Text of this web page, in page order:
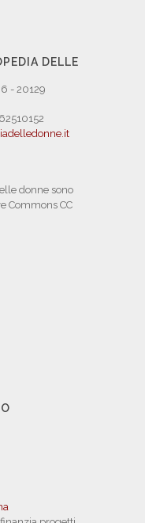
DELLE
- 20129
donne sono
Commons CC